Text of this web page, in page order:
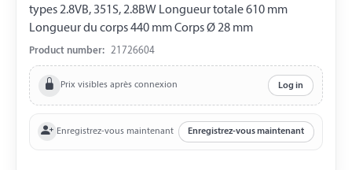
types 2.8VB, 351S, 2.8BW Longueur totale 610 mm
Longueur du corps 440 mm Corps Ø 28 mm
Product number: 21726604
Prix visibles après connexion Log in
Enregistrez-vous maintenant Enregistrez-vous maintenant